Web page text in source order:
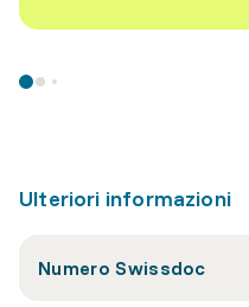
Ulteriori informazioni
Numero Swissdoc